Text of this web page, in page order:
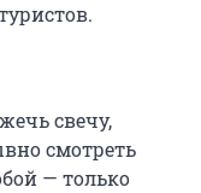
свечу,
смотреть
— только